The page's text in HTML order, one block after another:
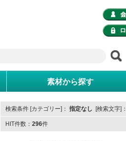
素材から探す
検索条件 [カテゴリー]： 指定なし [検索文字]：
HIT件数： 296件